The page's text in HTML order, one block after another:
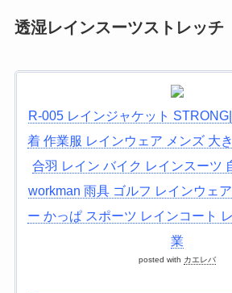
透湿レインスーツストレッチ
R-005 レインジャケット
着 作業服 レインウェア メンズ 大
合羽 レイン バイク レインスーツ
workman 雨具 ゴルフ レインウェ
ー かっぱ スポーツ レインコート
業
posted with カエレバ